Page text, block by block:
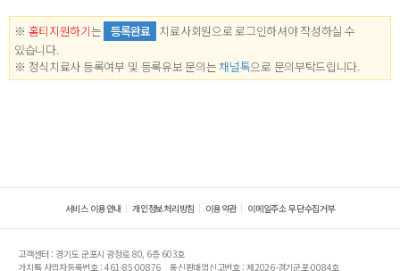
※ 홈티지원하기는 등록완료 치료사회원으로 로그인하셔야 작성하실 수
있습니다.
※ 정식치료사 등록여부 및 등록유보 문의는 채널톡으로 문의부탁드립니다.
서비스 이용안내 개인정보처리방침 이용약관 이메일주소 무단수집거부
고객센터 : 경기도 군포시 광정로 80, 6층 603호
가치톡 사업자등록번호 : 461-85-00876
통신판매업신고번호 : 제2026-경기군포-0084호